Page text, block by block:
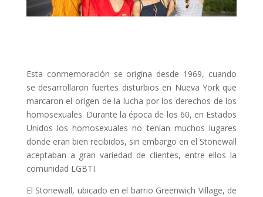
Esta conmemoración se origina desde 1969, cuando
se desarrollaron fuertes disturbios en Nueva York que
marcaron el origen de la lucha por los derechos de los
homosexuales. Durante la época de los 60, en Estados
Unidos los homosexuales no tenían muchos lugares
donde eran bien recibidos, sin embargo en el Stonewall
aceptaban a gran variedad de clientes, entre ellos la
comunidad LGBTI.
El Stonewall, ubicado en el barrio Greenwich Village, de